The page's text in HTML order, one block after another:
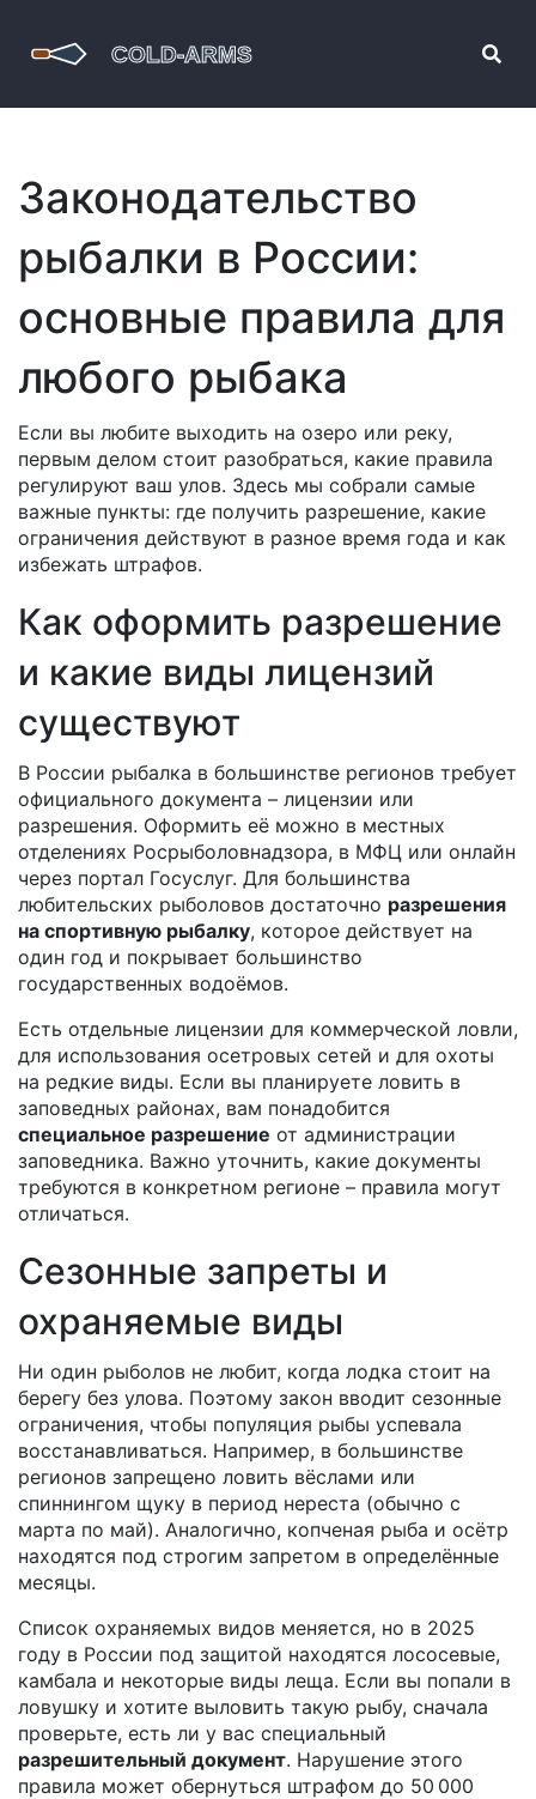
Законодательство
рыбалки в России:
основные правила для
любого рыбака
Если вы любите выходить на озеро или реку,
первым делом стоит разобраться, какие правила
регулируют ваш улов. Здесь мы собрали самые
важные пункты: где получить разрешение, какие
ограничения действуют в разное время года и как
избежать штрафов.
Как оформить разрешение
и какие виды лицензий
существуют
В России рыбалка в большинстве регионов требует
официального документа – лицензии или
разрешения. Оформить её можно в местных
отделениях Росрыболовнадзора, в МФЦ или онлайн
через портал Госуслуг. Для большинства
любительских рыболовов достаточно разрешения
на спортивную рыбалку, которое действует на
один год и покрывает большинство
государственных водоёмов.
Есть отдельные лицензии для коммерческой ловли,
для использования осетровых сетей и для охоты
на редкие виды. Если вы планируете ловить в
заповедных районах, вам понадобится
специальное разрешение от администрации
заповедника. Важно уточнить, какие документы
требуются в конкретном регионе – правила могут
отличаться.
Сезонные запреты и
охраняемые виды
Ни один рыболов не любит, когда лодка стоит на
берегу без улова. Поэтому закон вводит сезонные
ограничения, чтобы популяция рыбы успевала
восстанавливаться. Например, в большинстве
регионов запрещено ловить вёслами или
спиннингом щуку в период нереста (обычно с
марта по май). Аналогично, копченая рыба и осётр
находятся под строгим запретом в определённые
месяцы.
Список охраняемых видов меняется, но в 2025
году в России под защитой находятся лососевые,
камбала и некоторые виды леща. Если вы попали в
ловушку и хотите выловить такую рыбу, сначала
проверьте, есть ли у вас специальный
разрешительный документ. Нарушение этого
правила может обернуться штрафом до 50 000